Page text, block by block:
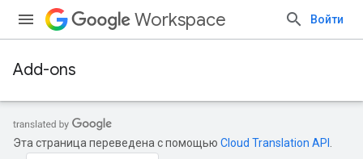
Workspace Войти
Add-ons
Эта страница переведена с помощью Cloud Translation API